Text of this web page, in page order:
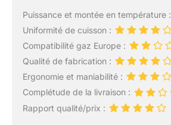
Puissance et montée en température :
Uniformité de cuisson :
Compatibilité gaz Europe :
Qualité de fabrication :
Ergonomie et maniabilité :
Complétude de la livraison :
Rapport qualité/prix :